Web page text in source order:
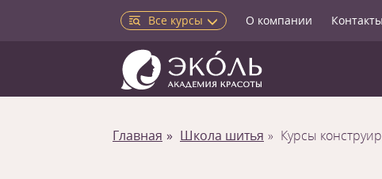
Все курсы О компании Контакты
Главная Школа шитья Курсы